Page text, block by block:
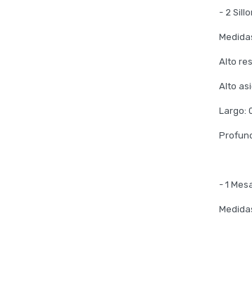
- 2
Alto
Alto
Largo:
- 1